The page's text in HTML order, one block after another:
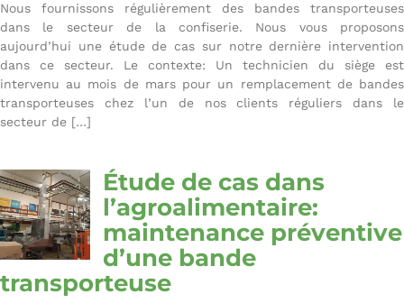
Nous fournissons régulièrement des bandes transporteuses
dans le secteur de la confiserie. Nous vous proposons
aujourd’hui une étude de cas sur notre dernière intervention
dans ce secteur. Le contexte: Un technicien du siège est
intervenu au mois de mars pour un remplacement de bandes
transporteuses chez l’un de nos clients réguliers dans le
secteur de […]
Étude de cas dans
l’agroalimentaire:
maintenance préventive
d’une bande
transporteuse